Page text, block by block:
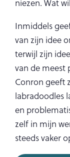
niezen. Wat
Inmiddels
van zijn idee
terwijl zijn
van de meest
Conron geeft
labradoodles
en
zelf in mijn
steeds vaker